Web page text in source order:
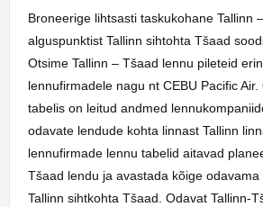
Broneerige lihtsasti taskukohane Tallinn
alguspunktist Tallinn sihtohta Tšaad
Otsime Tallinn – Tšaad lennu pileteid
lennufirmadele nagu nt CEBU Pacific
tabelis on leitud andmed
odavate lendude kohta linnast Tallinn
lennufirmade lennu tabelid aitavad
Tšaad lendu ja avastada kõige
Tallinn sihtkohta Tšaad. Odavat Tallinn-